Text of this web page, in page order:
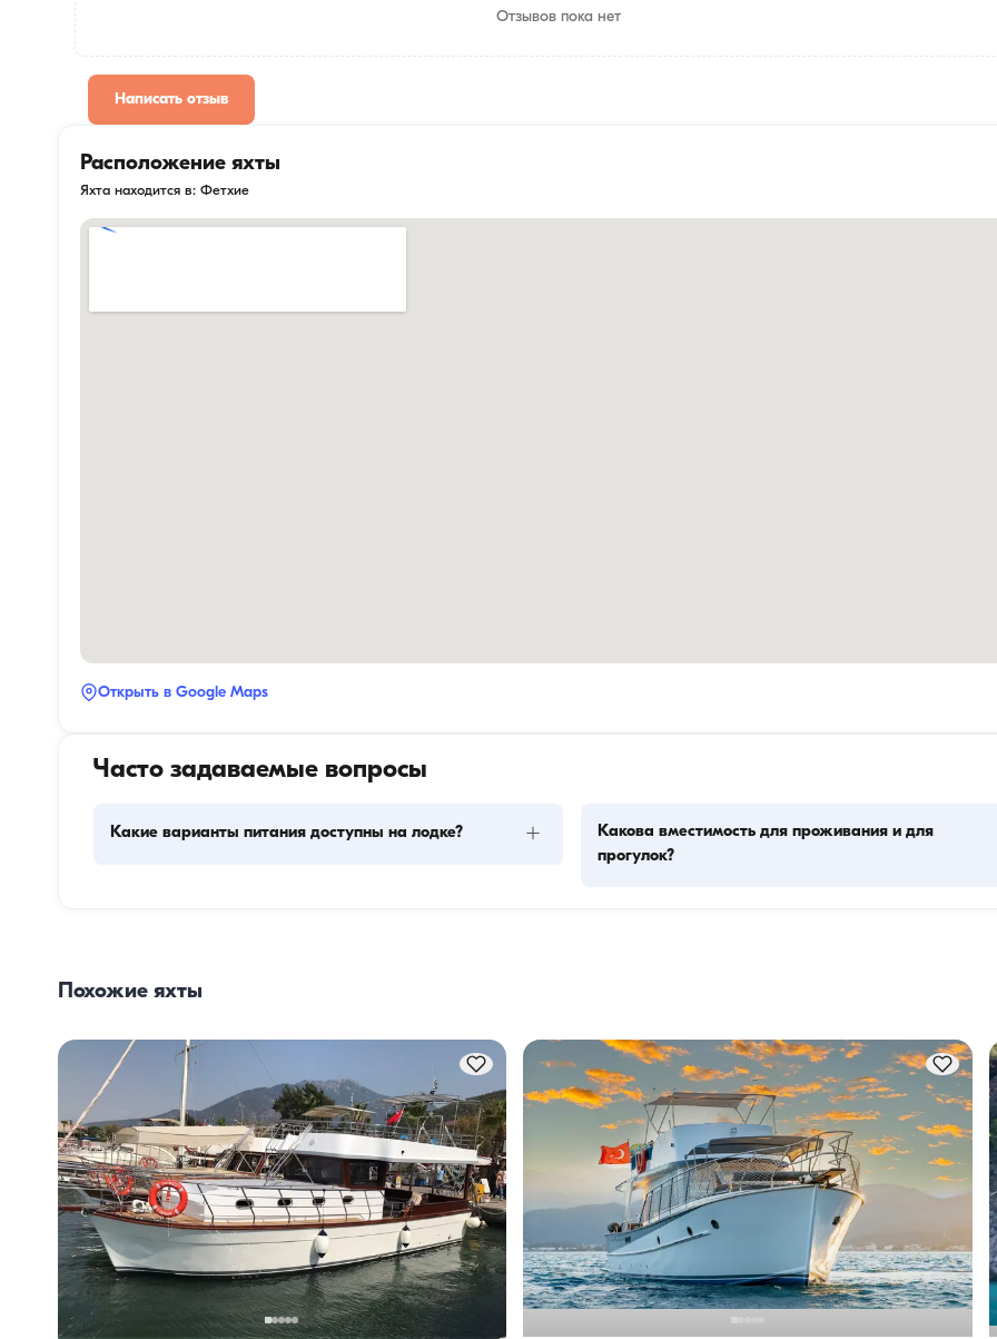
Отзывов пока нет
Написать отзыв
Расположение яхты
Яхта находится в: Фетхие
Открыть в Google Maps
Часто задаваемые вопросы
Какие варианты питания доступны на лодке? +
Какова вместимость для проживания и для
прогулок?
ходовую вместимость.
Похожие яхты